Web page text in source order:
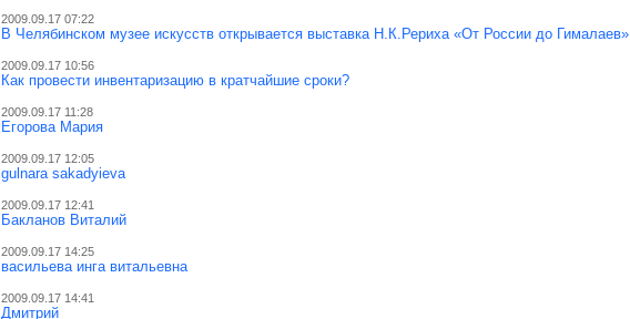
2009.09.17 07:22
В Челябинском музее искусств открывается выставка Н.К.Рериха «От России до Гималаев»
2009.09.17 10:56
Как провести инвентаризацию в кратчайшие сроки?
2009.09.17 11:28
Егорова Мария
2009.09.17 12:05
gulnara sakadyieva
2009.09.17 12:41
Бакланов Виталий
2009.09.17 14:25
васильева инга витальевна
2009.09.17 14:41
Дмитрий